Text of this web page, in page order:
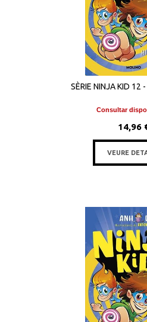
SÈRIE NINJA KID 12
Consultar
14,96
VEURE